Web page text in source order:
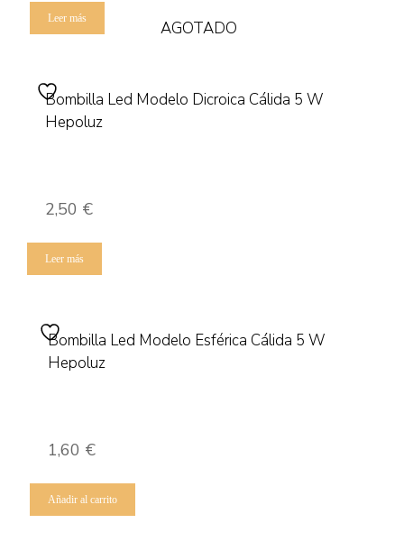
Leer más AGOTADO
Bombilla Led Modelo Dicroica Cálida 5 W
Hepoluz
2,50 €
Leer más
Bombilla Led Modelo Esférica Cálida 5 W
Hepoluz
1,60 €
Añadir al carrito